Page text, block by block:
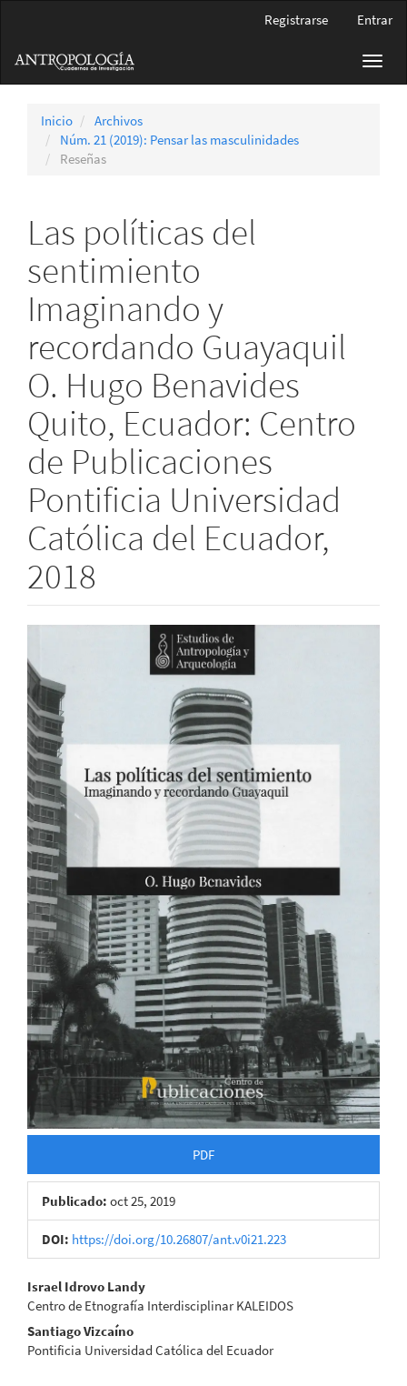
principal
Barra
Registrarse Entrar
Inicio
Archivos
Núm. 21 (2019): Pensar las masculinidades
Reseñas
Las políticas del
sentimiento
Imaginando y
recordando Guayaquil
O. Hugo Benavides
Quito, Ecuador: Centro
de Publicaciones
Pontificia Universidad
Católica del Ecuador,
2018
lateral
del
artículo
PDF
Publicado: oct 25, 2019
DOI: https://doi.org/10.26807/ant.v0i21.223
Contenido
principal
del
Israel Idrovo Landy
Centro de Etnografía Interdisciplinar KALEIDOS
Santiago Vizcaíno
Pontificia Universidad Católica del Ecuador